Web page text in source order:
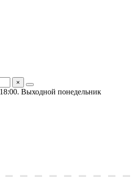
×
Выходной понедельник